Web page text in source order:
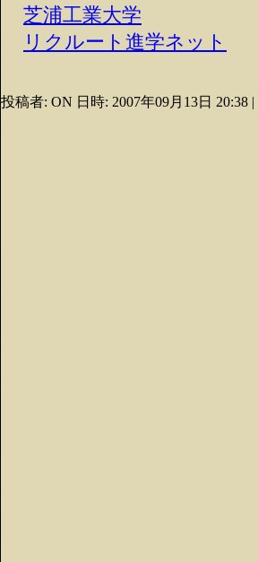
芝浦工業大学
リクルート進学ネット
投稿者: ON 日時: 2007年09月13日 20:38 |